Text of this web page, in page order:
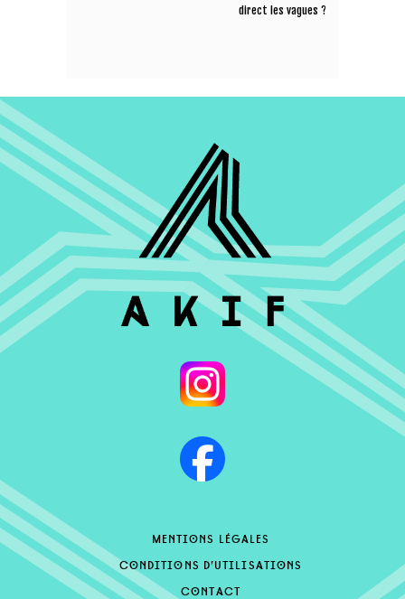
direct les vagues ?
mentions légales
conditions d’utilisations
contact